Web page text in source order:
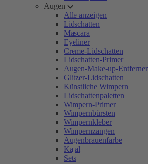
Augen
Alle anzeigen
Lidschatten
Mascara
Eyeliner
Creme-Lidschatten
Lidschatten-Primer
Augen-Make-up-Entferner
Glitzer-Lidschatten
Künstliche Wimpern
Lidschattenpaletten
Wimpern-Primer
Wimpernbürsten
Wimpernkleber
Wimpernzangen
Augenbrauenfarbe
Kajal
Sets